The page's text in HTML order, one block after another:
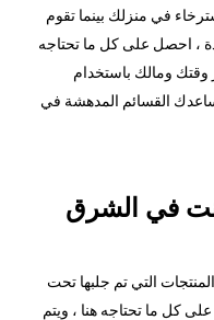
في منزلك بينما تقوم
، احصل على كل ما تحتاجه
وقتك ومالك باستخدام
القسائم المدهشة في
في الشرق
التي تم جلبها تحت
كل ما تحتاجه هنا ، ويتم